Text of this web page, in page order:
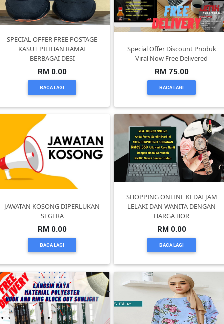
SPECIAL OFFER FREE POSTAGE
KASUT PILIHAN RAMAI
BERBAGAI DESI
RM 0.00
BACA LAGI
Special Offer Discount Produk
Viral Now Free Delivered
RM 75.00
BACA LAGI
JAWATAN KOSONG DIPERLUKAN
SEGERA
RM 0.00
BACA LAGI
SHOPPING ONLINE KEDAI JAM
LELAKI DAN WANITA DENGAN
HARGA BOR
RM 0.00
BACA LAGI
DIGITAL(29)
MAKANAN(25)
PERNIAGAAN(41)
ELEKTRONIK(5)
SUKAN/HOBI(2)
&
PELANCONGAN(1)
RUMAH
&
BARANG
PERIBADI(4)
PEKERJAAN(0)